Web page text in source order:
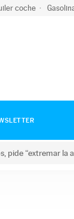
coche
pide “extremar la